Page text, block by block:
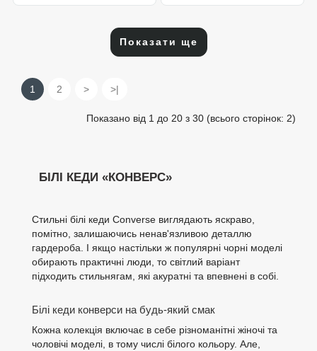
Показати ще
1 2 > >|
Показано від 1 до 20 з 30 (всього сторінок: 2)
БІЛІ КЕДИ «КОНВЕРС»
Стильні білі кеди Converse виглядають яскраво,
помітно, залишаючись ненав'язливою деталлю
гардероба. І якщо настільки ж популярні чорні моделі
обирають практичні люди, то світлий варіант
підходить стильнягам, які акуратні та впевнені в собі.
Білі кеди конверси на будь-який смак
Кожна колекція включає в себе різноманітні жіночі та
чоловічі моделі, в тому числі білого кольору. Але,